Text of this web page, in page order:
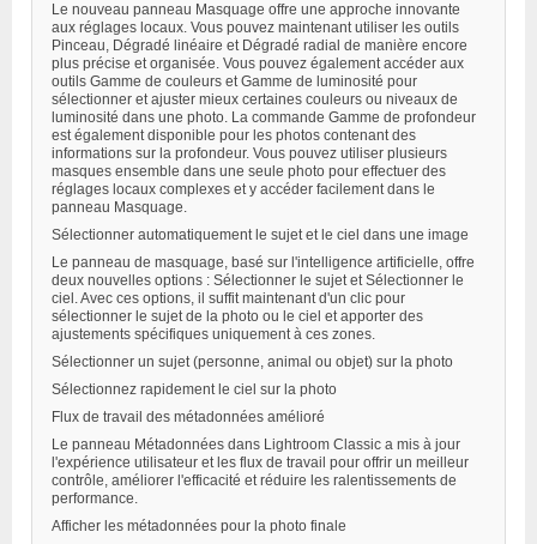
Le nouveau panneau Masquage offre une approche innovante
aux réglages locaux. Vous pouvez maintenant utiliser les outils
Pinceau, Dégradé linéaire et Dégradé radial de manière encore
plus précise et organisée. Vous pouvez également accéder aux
outils Gamme de couleurs et Gamme de luminosité pour
sélectionner et ajuster mieux certaines couleurs ou niveaux de
luminosité dans une photo. La commande Gamme de profondeur
est également disponible pour les photos contenant des
informations sur la profondeur. Vous pouvez utiliser plusieurs
masques ensemble dans une seule photo pour effectuer des
réglages locaux complexes et y accéder facilement dans le
panneau Masquage.
Sélectionner automatiquement le sujet et le ciel dans une image
Le panneau de masquage, basé sur l'intelligence artificielle, offre
deux nouvelles options : Sélectionner le sujet et Sélectionner le
ciel. Avec ces options, il suffit maintenant d'un clic pour
sélectionner le sujet de la photo ou le ciel et apporter des
ajustements spécifiques uniquement à ces zones.
Sélectionner un sujet (personne, animal ou objet) sur la photo
Sélectionnez rapidement le ciel sur la photo
Flux de travail des métadonnées amélioré
Le panneau Métadonnées dans Lightroom Classic a mis à jour
l'expérience utilisateur et les flux de travail pour offrir un meilleur
contrôle, améliorer l'efficacité et réduire les ralentissements de
performance.
Afficher les métadonnées pour la photo finale